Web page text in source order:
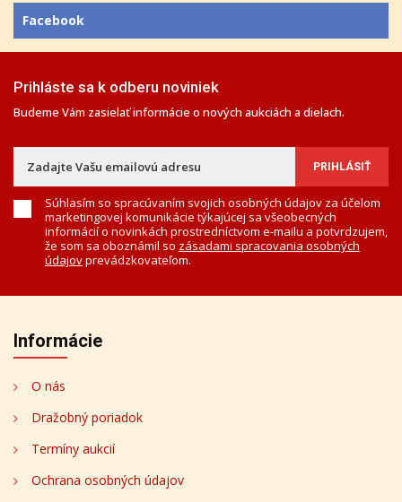
Facebook
Prihláste sa k odberu noviniek
Budeme Vám zasielať informácie o nových aukciách a dielach.
Súhlasím so spracúvaním svojich osobných údajov za účelom
marketingovej komunikácie týkajúcej sa všeobecných
informácií o novinkách prostredníctvom e-mailu a potvrdzujem,
že som sa oboznámil so zásadami spracovania osobných
údajovprevádzkovateľom.
Informácie
O nás
Dražobný poriadok
Termíny aukcií
Ochrana osobných údajov